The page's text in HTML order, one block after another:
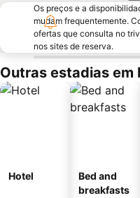
Os preços e a
mudam frequentemente.
ofertas que consulta no
nos sites de reserva.
Outras estadias
Hotel
Bed and
breakfasts